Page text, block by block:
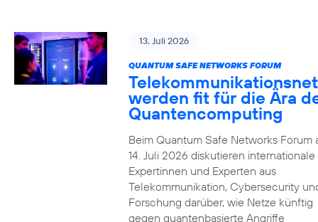
13. Juli 2026
QUANTUM SAFE NETWORKS FORUM
werden fit für die Ära
Quantencomputing
Beim Quantum Safe Networks Forum
14. Juli 2026 diskutieren internationale
Expertinnen und Experten aus
Telekommunikation, Cybersecurity
Forschung darüber, wie Netze künftig
gegen quantenbasierte Angriffe